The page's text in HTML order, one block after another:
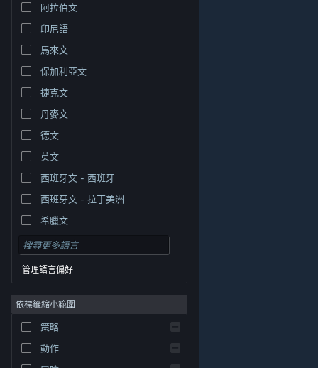
檢視電腦版網頁
權人在美國與其它國家（地區）之財產。
Cookie
阿拉伯文
印尼語
馬來文
保加利亞文
捷克文
丹麥文
德文
英文
西班牙文 - 西班牙
西班牙文 - 拉丁美洲
希臘文
管理語言偏好
依標籤縮小範圍
策略
動作